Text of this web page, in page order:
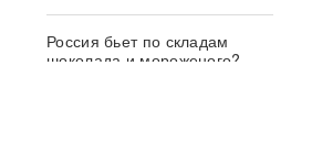
Россия бьет по складам
шоколада и мороженого?